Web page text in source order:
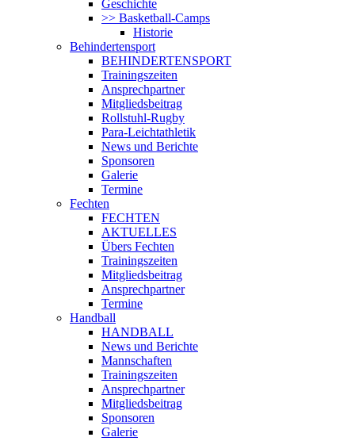
Geschichte
>> Basketball-Camps
Historie
Behindertensport
BEHINDERTENSPORT
Trainingszeiten
Ansprechpartner
Mitgliedsbeitrag
Rollstuhl-Rugby
Para-Leichtathletik
News und Berichte
Sponsoren
Galerie
Termine
Fechten
FECHTEN
AKTUELLES
Übers Fechten
Trainingszeiten
Mitgliedsbeitrag
Ansprechpartner
Termine
Handball
HANDBALL
News und Berichte
Mannschaften
Trainingszeiten
Ansprechpartner
Mitgliedsbeitrag
Sponsoren
Galerie